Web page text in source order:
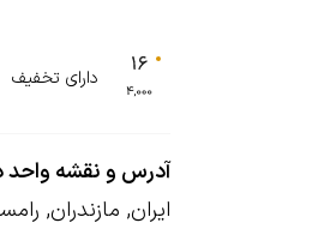
دارای تخفیف
آدرس و نقشه واحد
ایران, مازندران,